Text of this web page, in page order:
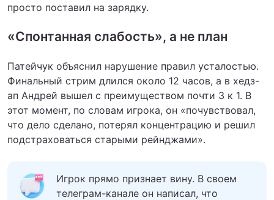
просто поставил на зарядку.
«Спонтанная слабость», а не план
Патейчук объяснил нарушение правил усталостью.
Финальный стрим длился около 12 часов, а в хедз-
ап Андрей вышел с преимуществом почти 3 к 1. В
этот момент, по словам игрока, он «почувствовал,
что дело сделано, потерял концентрацию и решил
подстраховаться старыми рейнджами».
Игрок прямо признает вину. В своем
телеграм-канале он написал, что